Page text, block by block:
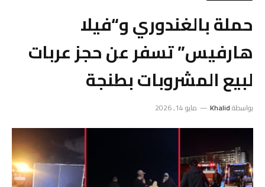
حملة بالغندوري و“فيلا
هارفيس” تسفر عن حجز عربات
لبيع المشروبات بطنجة
بواسطةKhalid مايو 14, 2026